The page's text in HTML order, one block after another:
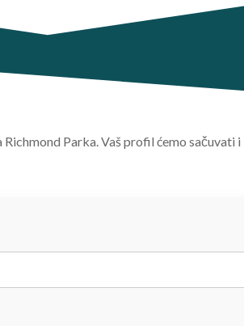
Parka. Vaš profil ćemo sačuvati